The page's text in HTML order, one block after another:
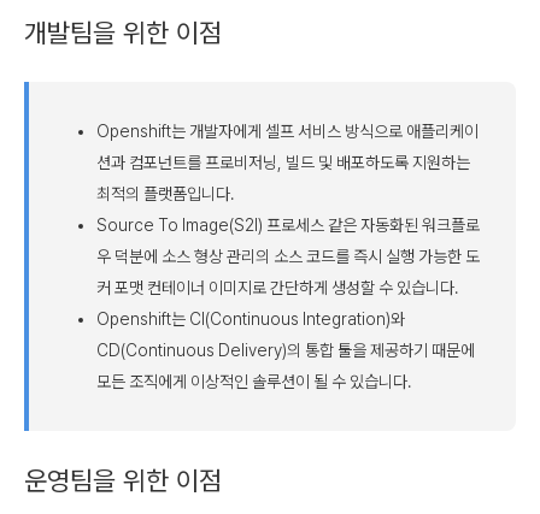
개발팀을 위한 이점
Openshift는 개발자에게 셀프 서비스 방식으로 애플리케이
션과 컴포넌트를 프로비저닝, 빌드 및 배포하도록 지원하는
최적의 플랫폼입니다.
Source To Image(S2I) 프로세스 같은 자동화된 워크플로
우 덕분에 소스 형상 관리의 소스 코드를 즉시 실행 가능한 도
커 포맷 컨테이너 이미지로 간단하게 생성할 수 있습니다.
Openshift는 CI(Continuous Integration)와
CD(Continuous Delivery)의 통합 툴을 제공하기 때문에
모든 조직에게 이상적인 솔루션이 될 수 있습니다.
운영팀을 위한 이점